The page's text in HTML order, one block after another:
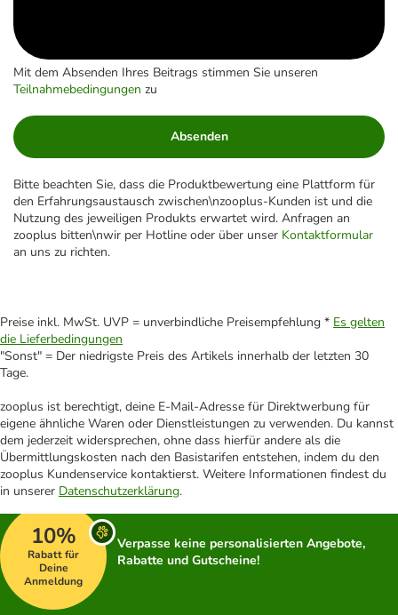
Mit dem Absenden Ihres Beitrags stimmen Sie unseren
Teilnahmebedingungen zu
Absenden
Bitte beachten Sie, dass die Produktbewertung eine Plattform für
den Erfahrungsaustausch zwischen\nzooplus-Kunden ist und die
Nutzung des jeweiligen Produkts erwartet wird. Anfragen an
zooplus bitten\nwir per Hotline oder über unser Kontaktformular
an uns zu richten.
Preise inkl. MwSt. UVP = unverbindliche Preisempfehlung * Es gelten
die Lieferbedingungen
"Sonst" = Der niedrigste Preis des Artikels innerhalb der letzten 30
Tage.
zooplus ist berechtigt, deine E-Mail-Adresse für Direktwerbung für
eigene ähnliche Waren oder Dienstleistungen zu verwenden. Du kannst
dem jederzeit widersprechen, ohne dass hierfür andere als die
Übermittlungskosten nach den Basistarifen entstehen, indem du den
zooplus Kundenservice kontaktierst. Weitere Informationen findest du
in unserer Datenschutzerklärung.
10%
Rabatt für
Deine
Anmeldung
Verpasse keine personalisierten Angebote,
Rabatte und Gutscheine!